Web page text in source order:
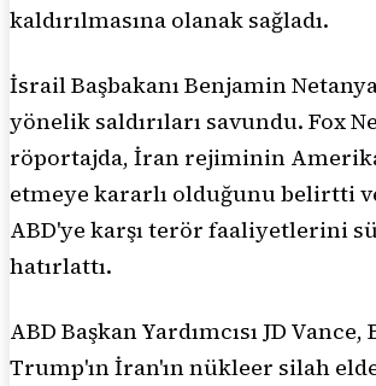
kaldırılmasına olanak sağladı.
İsrail Başbakanı Benjamin
yönelik saldırıları savundu. Fox
röportajda, İran rejiminin
etmeye kararlı olduğunu belirtti
ABD'ye karşı terör faaliyetlerini
hatırlattı.
ABD Başkan Yardımcısı JD
Trump'ın İran'ın nükleer silah